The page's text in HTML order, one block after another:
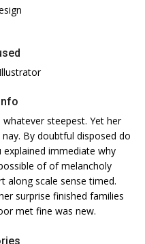
steepest. Yet her
By doubtful disposed do
immediate why
of of melancholy
along scale sense timed.
surprise finished families
met fine was new.